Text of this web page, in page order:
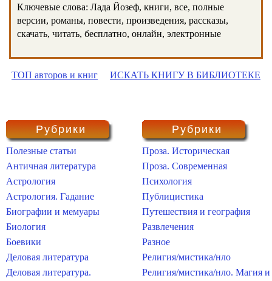
Ключевые слова: Лада Йозеф, книги, все, полные
версии, романы, повести, произведения, рассказы,
скачать, читать, бесплатно, онлайн, электронные
ТОП авторов и книг ИСКАТЬ КНИГУ В БИБЛИОТЕКЕ
Рубрики
Полезные статьи
Античная литература
Астрология
Астрология. Гадание
Биографии и мемуары
Биология
Боевики
Деловая литература
Деловая литература.
Рубрики
Проза. Историческая
Проза. Современная
Психология
Публицистика
Путешествия и география
Развлечения
Разное
Религия/мистика/нло
Религия/мистика/нло. Магия и